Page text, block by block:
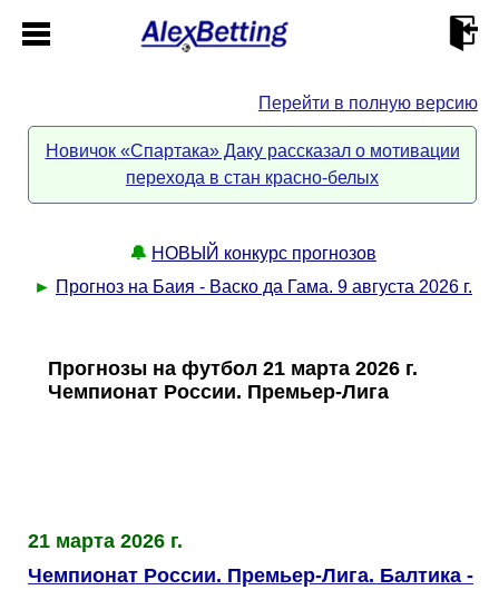
Всё о сайте
Перейти в полную версию
Новичок «Спартака» Даку рассказал о мотивации
перехода в стан красно-белых
🔔 НОВЫЙ конкурс прогнозов
► Прогноз на Баия - Васко да Гама. 9 августа 2026 г.
Прогнозы на футбол 21 марта 2026 г.
Чемпионат России. Премьер-Лига
21 марта 2026 г.
Чемпионат России. Премьер-Лига. Балтика -